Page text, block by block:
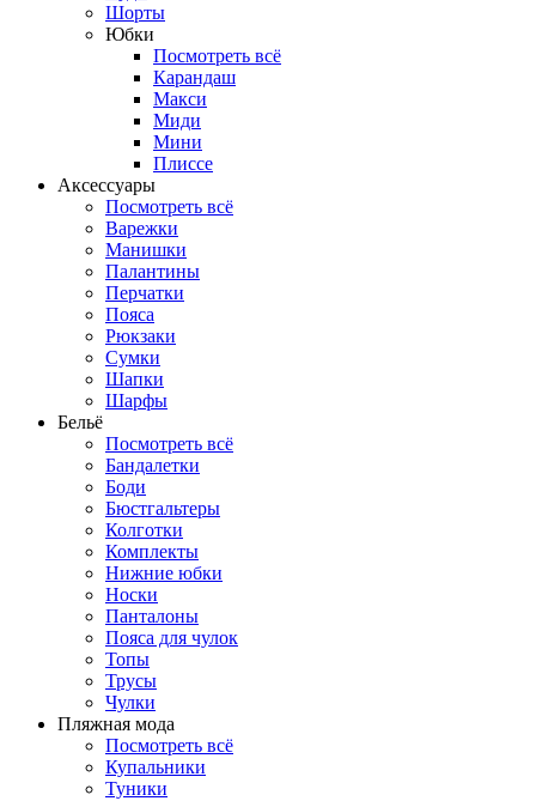
Шорты
Юбки
Посмотреть всё
Карандаш
Макси
Миди
Мини
Плиссе
Аксессуары
Посмотреть всё
Варежки
Манишки
Палантины
Перчатки
Пояса
Рюкзаки
Сумки
Шапки
Шарфы
Бельё
Посмотреть всё
Бандалетки
Боди
Бюстгальтеры
Колготки
Комплекты
Нижние юбки
Носки
Панталоны
Поясa для чулок
Топы
Трусы
Чулки
Пляжная мода
Посмотреть всё
Купальники
Туники